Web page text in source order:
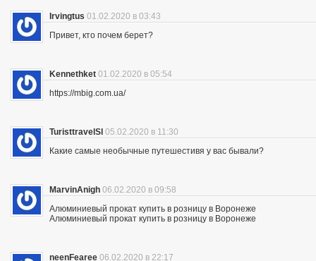
Irvingtus 01.02.2020 в 03:43
Привет, кто почем берет?
Kennethket 01.02.2020 в 05:54
https://mbig.com.ua/
TuristtravelSl 05.02.2020 в 11:30
Какие самые необычные путешестивя у вас бывали?
MarvinAnigh 06.02.2020 в 09:58
Алюминиевый прокат купить в розницу в Воронеже
Алюминиевый прокат купить в розницу в Воронеже
neenFearee 06.02.2020 в 22:17